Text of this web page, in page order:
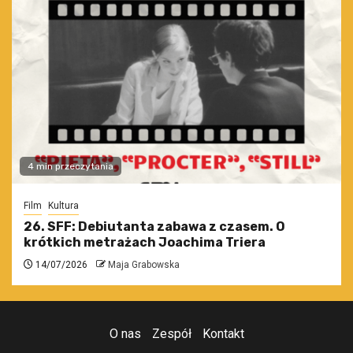
4 min przeczytania
Film Kultura
26. SFF: Debiutanta zabawa z czasem. O
krótkich metrażach Joachima Triera
14/07/2026 Maja Grabowska
O nas Zespół Kontakt